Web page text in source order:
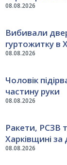
08.08.2026
08.08.2026
Вибивали
гуртожитку в
08.08.2026
Чоловік
частину руки
08.08.2026
Ракети, РСЗВ
Харківщині за